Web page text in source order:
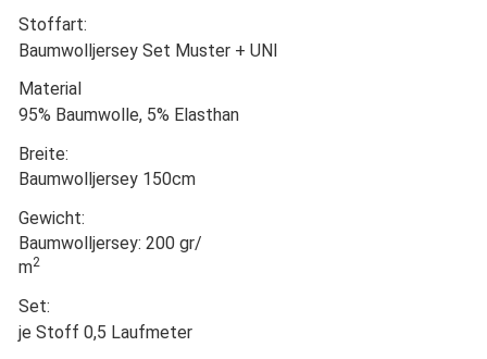
Stoffart:
Baumwolljersey Set Muster + UNI
Material
95% Baumwolle, 5% Elasthan
Breite:
Baumwolljersey 150cm
Gewicht:
Baumwolljersey: 200 gr/
m2
Set:
je Stoff 0,5 Laufmeter